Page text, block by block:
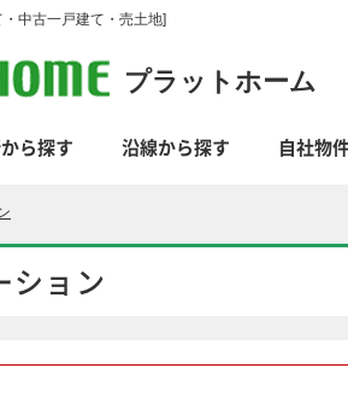
中古一戸建て・売土地]
プラットホーム
ら探す 沿線から探す 自社物
ション